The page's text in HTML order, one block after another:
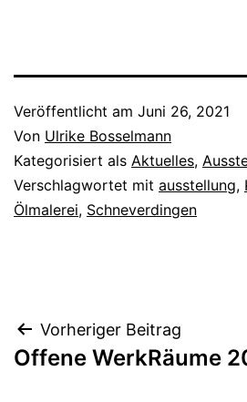
Veröffentlicht am Juni 26, 2021
Von Ulrike Bosselmann
Kategorisiert als Aktuelles,
Verschlagwortet mit ausstellung,
Ölmalerei, Schneverdingen
Beitragsnavigation
Vorheriger Beitrag
Offene WerkRäume